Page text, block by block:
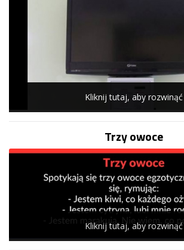
Kliknij tutaj, aby rozwinąć
Trzy owoce
Kliknij tutaj, aby rozwinąć